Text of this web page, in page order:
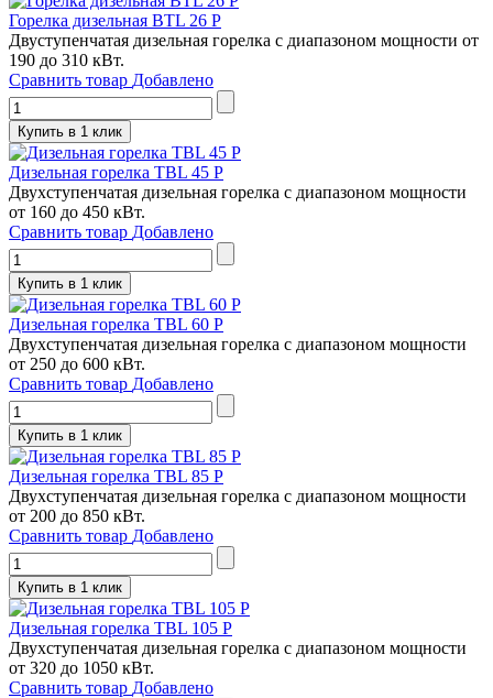
Горелка дизельная BTL 26 P
Двуступенчатая дизельная горелка с диапазоном мощности от
190 до 310 кВт.
Сравнить товар Добавлено
Купить в 1 клик
Дизельная горелка TBL 45 P
Двухступенчатая дизельная горелка с диапазоном мощности
от 160 до 450 кВт.
Сравнить товар Добавлено
Купить в 1 клик
Дизельная горелка TBL 60 P
Двухступенчатая дизельная горелка с диапазоном мощности
от 250 до 600 кВт.
Сравнить товар Добавлено
Купить в 1 клик
Дизельная горелка TBL 85 P
Двухступенчатая дизельная горелка с диапазоном мощности
от 200 до 850 кВт.
Сравнить товар Добавлено
Купить в 1 клик
Дизельная горелка TBL 105 P
Двухступенчатая дизельная горелка с диапазоном мощности
от 320 до 1050 кВт.
Сравнить товар Добавлено